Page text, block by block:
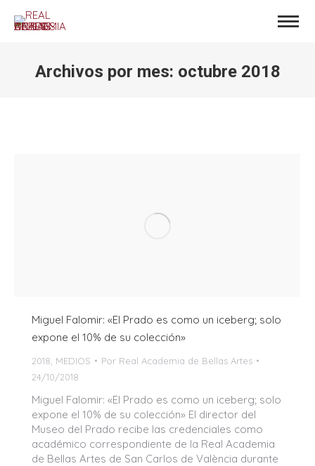
Archivos por mes: octubre 2018
Miguel Falomir: «El Prado es como un iceberg; solo
expone el 10% de su colección»
2018 MEDIOS Por Real Academia de Bellas Artes
24/10/2018
Miguel Falomir: «El Prado es como un iceberg; solo
expone el 10% de su colección» El director del
Museo del Prado recibe las credenciales como
académico correspondiente de la Real Academia
de Bellas Artes de San Carlos de València durante